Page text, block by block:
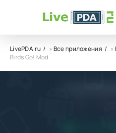
LivePDA.ru »Все приложения »
Birds Go! Mod